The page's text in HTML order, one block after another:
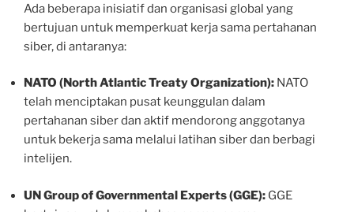
Ada beberapa inisiatif dan organisasi global yang
bertujuan untuk memperkuat kerja sama pertahanan
siber, di antaranya:
NATO (North Atlantic Treaty Organization): NATO
telah menciptakan pusat keunggulan dalam
pertahanan siber dan aktif mendorong anggotanya
untuk bekerja sama melalui latihan siber dan berbagi
intelijen.
UN Group of Governmental Experts (GGE): GGE